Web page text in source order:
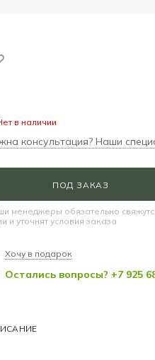
в наличии
консультация? Наши
ПОД ЗАКАЗ
менеджеры обязательно
и уточнят условия заказа
Хочу в подарок
Остались вопросы? +7 925